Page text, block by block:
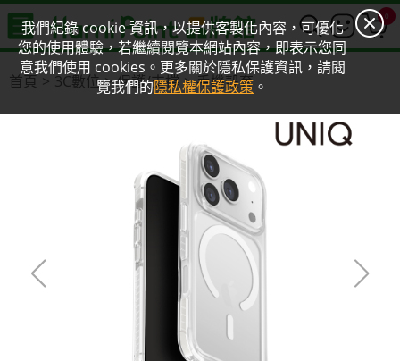
我們紀錄 cookie 資訊，以提供客製化內容，可優化
您的使用體驗，若繼續閱覽本網站內容，即表示您同
意我們使用 cookies。更多關於隱私保護資訊，請閱
覽我們的隱私權保護政策 。
0
首頁 3C數位 保護/支撐 手機殼套